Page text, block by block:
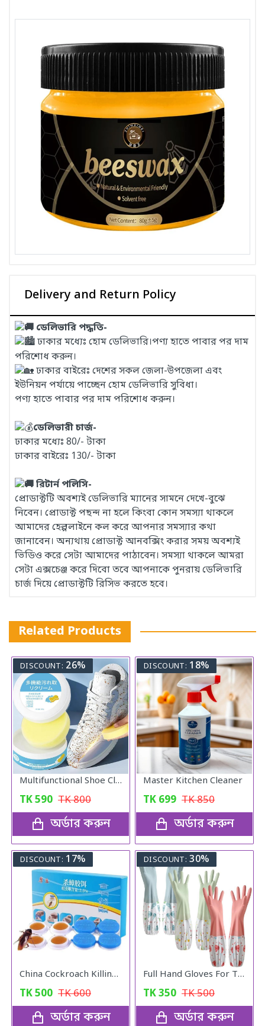
Delivery and Return Policy
ডেলিভারি পদ্ধতি-
ঢাকার মধ্যেঃ হোম ডেলিভারি।পণ্য হাতে পাবার পর দাম
পরিশোধ করুন।
ঢাকার বাইরেঃ দেশের সকল জেলা-উপজেলা এবং
ইউনিয়ন পর্যায়ে পাচ্ছেন হোম ডেলিভারি সুবিধা।
পণ্য হাতে পাবার পর দাম পরিশোধ করুন।
ডেলিভারী চার্জ-
ঢাকার মধ্যেঃ 80/- টাকা
ঢাকার বাইরেঃ 130/- টাকা
রিটার্ন পলিসি-
প্রোডাক্টটি অবশ্যই ডেলিভারি ম্যানের সামনে দেখে-বুঝে
নিবেন। প্রোডাক্ট পছন্দ না হলে কিংবা কোন সমস্যা থাকলে
আমাদের হেল্পলাইনে কল করে আপনার সমস্যার কথা
জানাবেন। অন্যথায় প্রোডাক্ট আনবক্সিং করার সময় অবশ্যই
ভিডিও করে সেটা আমাদের পাঠাবেন। সমস্যা থাকলে আমরা
সেটা এক্সচেঞ্জ করে দিবো তবে আপনাকে পুনরায় ডেলিভারি
চার্জ দিয়ে প্রোডাক্টটি রিসিভ করতে হবে।
Related Products
DISCOUNT: 26%
Multifunctional Shoe Cleaning Cream
TK590 TK800
অর্ডার করুন
DISCOUNT: 18%
Master Kitchen Cleaner
TK 699 TK850
অর্ডার করুন
DISCOUNT: 17%
China Cockroach Killing Catch
TK500 TK600
অর্ডার করুন
DISCOUNT: 30%
Full Hand Gloves For The Kitchen
TK350 TK500
অর্ডার করুন